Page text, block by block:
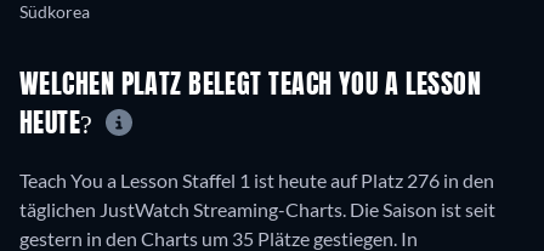
Südkorea
WELCHEN PLATZ BELEGT TEACH YOU A LESSON
HEUTE?
Teach You a Lesson Staffel 1 ist heute auf Platz 276 in den
täglichen JustWatch Streaming-Charts. Die Saison ist seit
gestern in den Charts um 35 Plätze gestiegen. In